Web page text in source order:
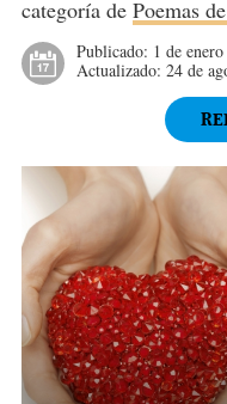
categoría de Poemas
Publicado: 1 de
Actualizado: 24 de